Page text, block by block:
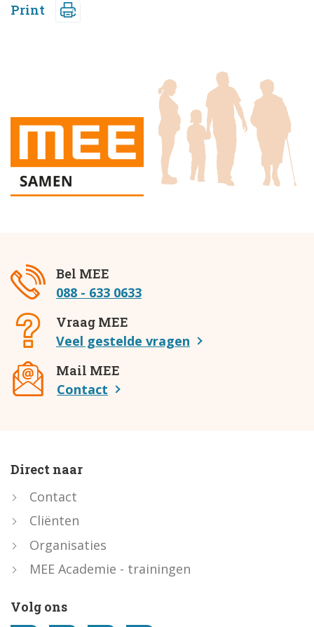
Print
Bel MEE
088 - 633 0633
Vraag MEE
Veel gestelde vragen
Mail MEE
Contact
Direct naar
Contact
Cliënten
Organisaties
MEE Academie - trainingen
Volg ons